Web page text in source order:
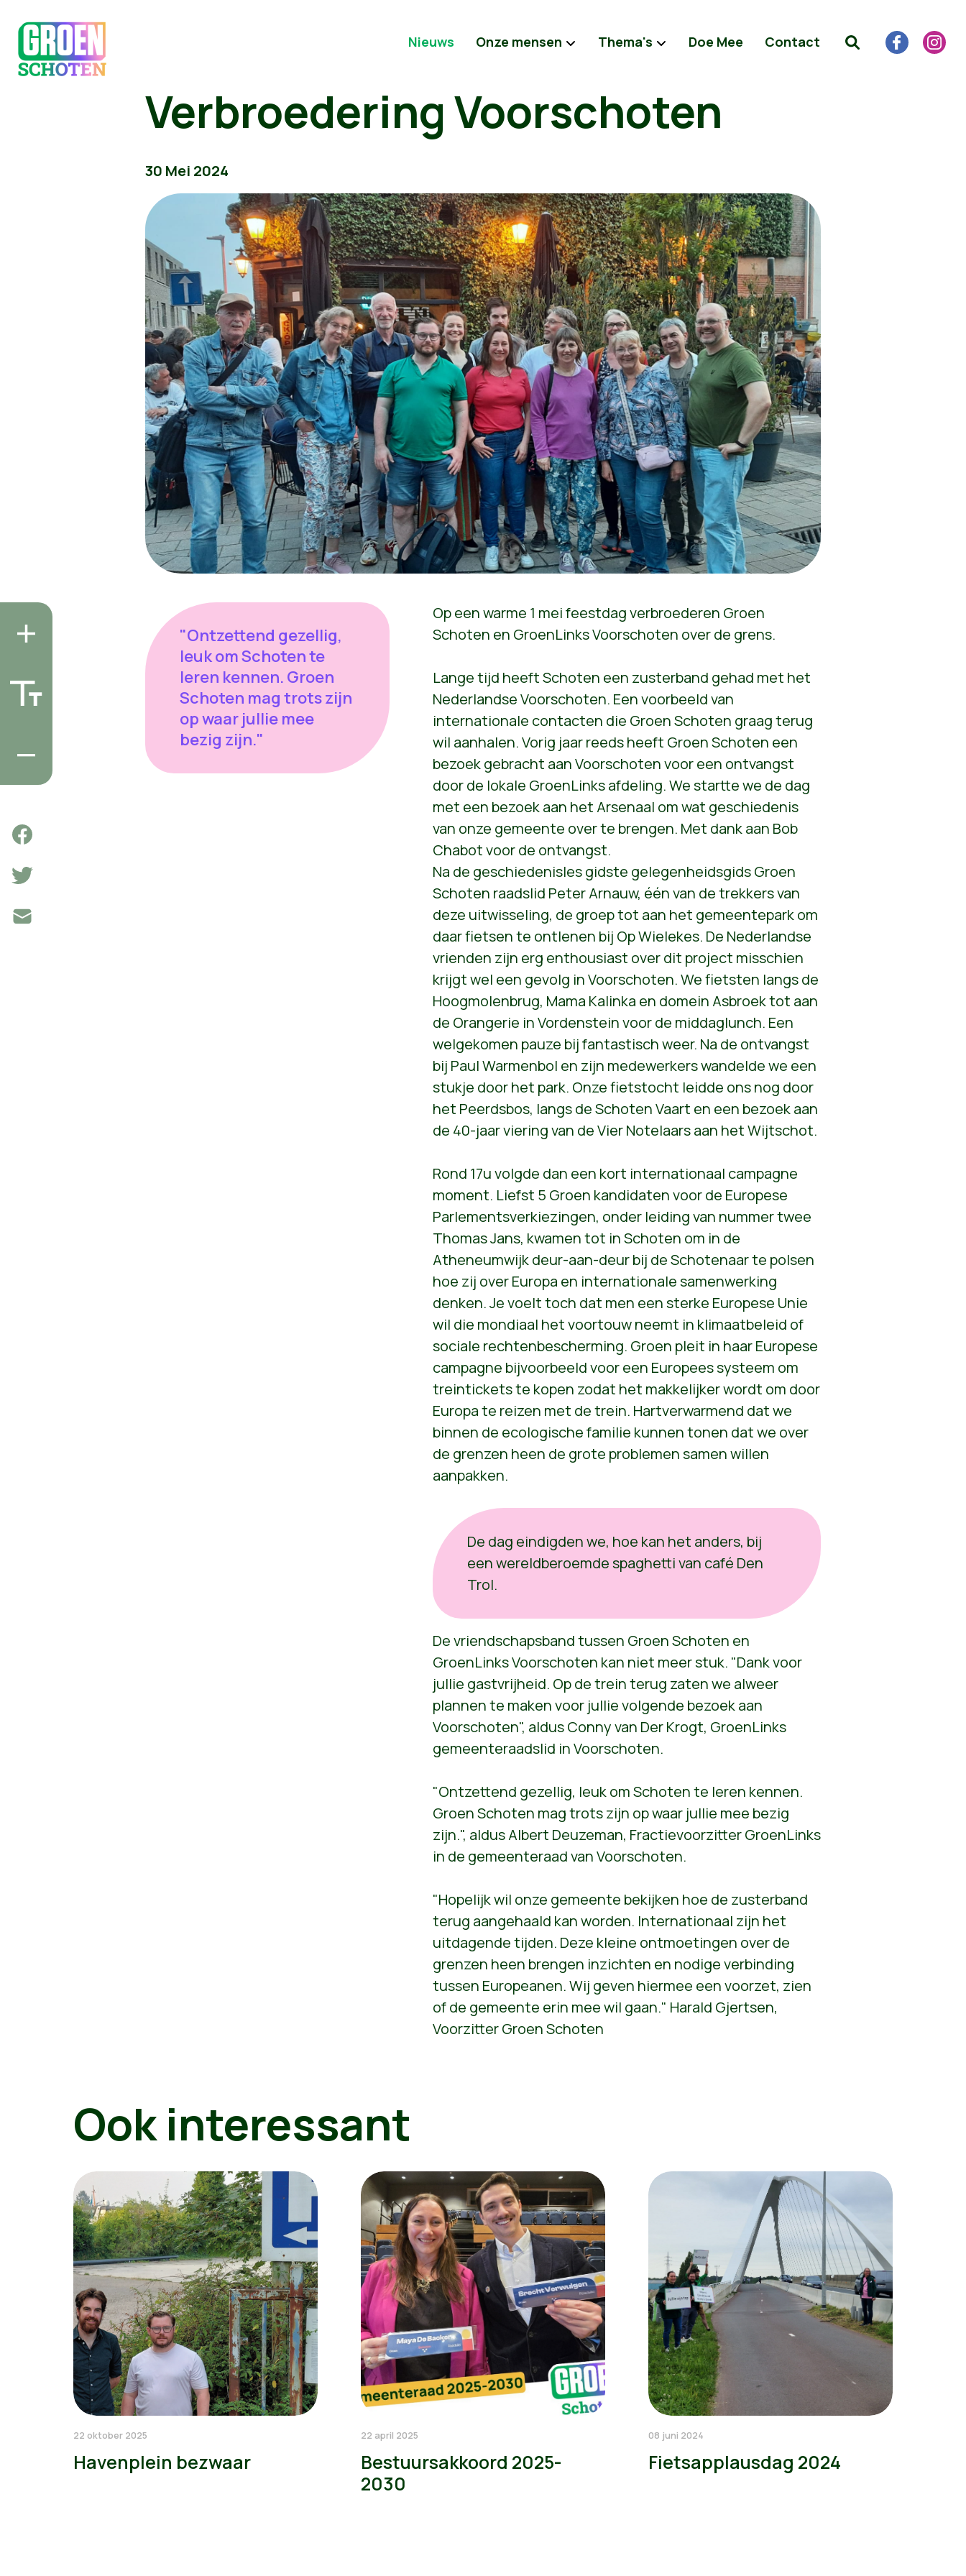
Nieuws Onze mensen Thema's Doe Mee Contact
Verbroedering Voorschoten
30 Mei 2024
"Ontzettend gezellig,
leuk om Schoten te
leren kennen. Groen
Schoten mag trots zijn
op waar jullie mee
bezig zijn."
Op een warme 1 mei feestdag verbroederen Groen
Schoten en GroenLinks Voorschoten over de grens.
Lange tijd heeft Schoten een zusterband gehad met het
Nederlandse Voorschoten. Een voorbeeld van
internationale contacten die Groen Schoten graag terug
wil aanhalen. Vorig jaar reeds heeft Groen Schoten een
bezoek gebracht aan Voorschoten voor een ontvangst
door de lokale GroenLinks afdeling. We startte we de dag
met een bezoek aan het Arsenaal om wat geschiedenis
van onze gemeente over te brengen. Met dank aan Bob
Chabot voor de ontvangst.
Na de geschiedenisles gidste gelegenheidsgids Groen
Schoten raadslid Peter Arnauw, één van de trekkers van
deze uitwisseling, de groep tot aan het gemeentepark om
daar fietsen te ontlenen bij Op Wielekes. De Nederlandse
vrienden zijn erg enthousiast over dit project misschien
krijgt wel een gevolg in Voorschoten. We fietsten langs de
Hoogmolenbrug, Mama Kalinka en domein Asbroek tot aan
de Orangerie in Vordenstein voor de middaglunch. Een
welgekomen pauze bij fantastisch weer. Na de ontvangst
bij Paul Warmenbol en zijn medewerkers wandelde we een
stukje door het park. Onze fietstocht leidde ons nog door
het Peerdsbos, langs de Schoten Vaart en een bezoek aan
de 40-jaar viering van de Vier Notelaars aan het Wijtschot.
Rond 17u volgde dan een kort internationaal campagne
moment. Liefst 5 Groen kandidaten voor de Europese
Parlementsverkiezingen, onder leiding van nummer twee
Thomas Jans, kwamen tot in Schoten om in de
Atheneumwijk deur-aan-deur bij de Schotenaar te polsen
hoe zij over Europa en internationale samenwerking
denken. Je voelt toch dat men een sterke Europese Unie
wil die mondiaal het voortouw neemt in klimaatbeleid of
sociale rechtenbescherming. Groen pleit in haar Europese
campagne bijvoorbeeld voor een Europees systeem om
treintickets te kopen zodat het makkelijker wordt om door
Europa te reizen met de trein. Hartverwarmend dat we
binnen de ecologische familie kunnen tonen dat we over
de grenzen heen de grote problemen samen willen
aanpakken.
De dag eindigden we, hoe kan het anders, bij
een wereldberoemde spaghetti van café Den
Trol.
De vriendschapsband tussen Groen Schoten en
GroenLinks Voorschoten kan niet meer stuk. "Dank voor
jullie gastvrijheid. Op de trein terug zaten we alweer
plannen te maken voor jullie volgende bezoek aan
Voorschoten", aldus Conny van Der Krogt, GroenLinks
gemeenteraadslid in Voorschoten.
"Ontzettend gezellig, leuk om Schoten te leren kennen.
Groen Schoten mag trots zijn op waar jullie mee bezig
zijn.", aldus Albert Deuzeman, Fractievoorzitter GroenLinks
in de gemeenteraad van Voorschoten.
"Hopelijk wil onze gemeente bekijken hoe de zusterband
terug aangehaald kan worden. Internationaal zijn het
uitdagende tijden. Deze kleine ontmoetingen over de
grenzen heen brengen inzichten en nodige verbinding
tussen Europeanen. Wij geven hiermee een voorzet, zien
of de gemeente erin mee wil gaan." Harald Gjertsen,
Voorzitter Groen Schoten
Ook interessant
22 oktober 2025
Havenplein bezwaar
22 april 2025
Bestuursakkoord 2025-
2030
08 juni 2024
Fietsapplausdag 2024